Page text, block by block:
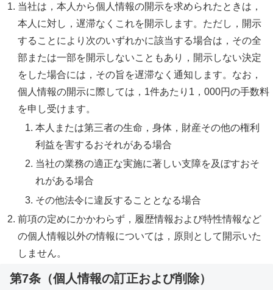
当社は，本人から個人情報の開示を求められたときは，
本人に対し，遅滞なくこれを開示します。ただし，開示
することにより次のいずれかに該当する場合は，その全
部または一部を開示しないこともあり，開示しない決定
をした場合には，その旨を遅滞なく通知します。なお，
個人情報の開示に際しては，1件あたり1，000円の手数料
を申し受けます。
本人または第三者の生命，身体，財産その他の権利
利益を害するおそれがある場合
当社の業務の適正な実施に著しい支障を及ぼすおそ
れがある場合
その他法令に違反することとなる場合
前項の定めにかかわらず，履歴情報および特性情報など
の個人情報以外の情報については，原則として開示いた
しません。
第7条（個人情報の訂正および削除）